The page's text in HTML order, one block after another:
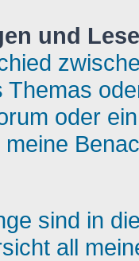
und
Themas
oder
sind in
all